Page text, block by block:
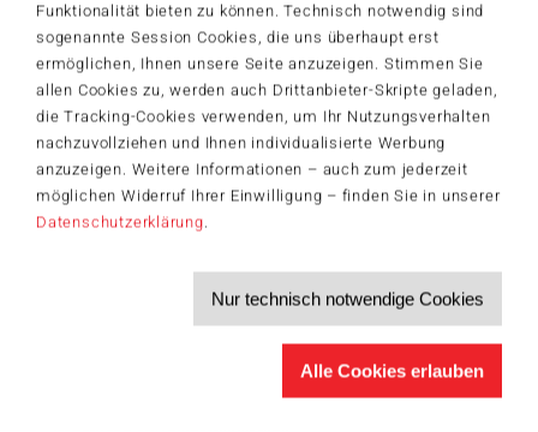
Funktionalität bieten zu können. Technisch notwendig sind
sogenannte Session Cookies, die uns überhaupt erst
ermöglichen, Ihnen unsere Seite anzuzeigen. Stimmen Sie
allen Cookies zu, werden auch Drittanbieter-Skripte geladen,
die Tracking-Cookies verwenden, um Ihr Nutzungsverhalten
nachzuvollziehen und Ihnen individualisierte Werbung
anzuzeigen. Weitere Informationen – auch zum jederzeit
möglichen Widerruf Ihrer Einwilligung – finden Sie in unserer
Datenschutzerklärung.
Nur technisch notwendige Cookies
Alle Cookies erlauben
© 2025 Helle Freude GmbH & Co. KG TM and © 2025 Sesame
Workshop.
Der Schmidt-Spiele-Newsletter
Jetzt anmelden und 5€ Willkommensrabatt sichern
Bleiben Sie auf dem Laufenden zu Neuheiten, Trends und aktuellen
Themen rund um Schmidt
Service-Informationen, z.B. zur Ersatzteilversorgung